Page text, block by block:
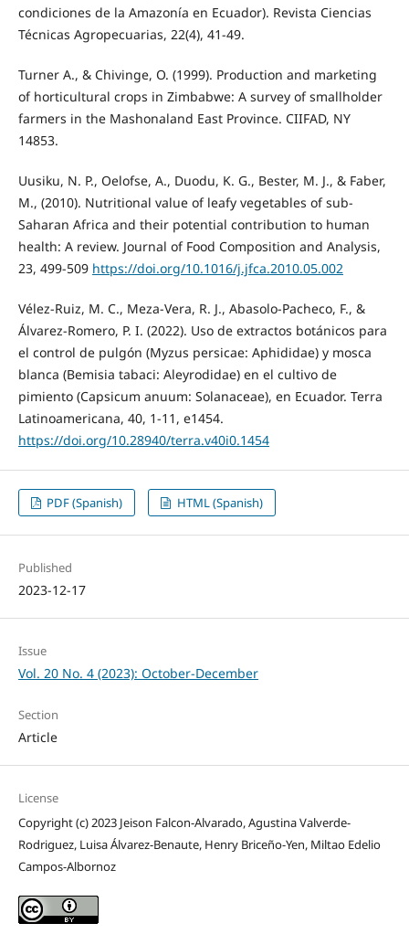
condiciones de la Amazonía en Ecuador). Revista Ciencias
Técnicas Agropecuarias, 22(4), 41-49.
Turner A., & Chivinge, O. (1999). Production and marketing
of horticultural crops in Zimbabwe: A survey of smallholder
farmers in the Mashonaland East Province. CIIFAD, NY
14853.
Uusiku, N. P., Oelofse, A., Duodu, K. G., Bester, M. J., & Faber,
M., (2010). Nutritional value of leafy vegetables of sub-
Saharan Africa and their potential contribution to human
health: A review. Journal of Food Composition and Analysis,
23, 499-509 https://doi.org/10.1016/j.jfca.2010.05.002
Vélez-Ruiz, M. C., Meza-Vera, R. J., Abasolo-Pacheco, F., &
Álvarez-Romero, P. I. (2022). Uso de extractos botánicos para
el control de pulgón (Myzus persicae: Aphididae) y mosca
blanca (Bemisia tabaci: Aleyrodidae) en el cultivo de
pimiento (Capsicum anuum: Solanaceae), en Ecuador. Terra
Latinoamericana, 40, 1-11, e1454.
https://doi.org/10.28940/terra.v40i0.1454
PDF (Spanish) HTML (Spanish)
Published
2023-12-17
Issue
Vol. 20 No. 4 (2023): October-December
Section
Article
License
Copyright (c) 2023 Jeison Falcon-Alvarado, Agustina Valverde-
Rodriguez, Luisa Álvarez-Benaute, Henry Briceño-Yen, Miltao Edelio
Campos-Albornoz